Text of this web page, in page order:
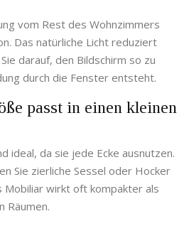
vom Rest des Wohnzimmers
Das natürliche Licht reduziert
darauf, den Bildschirm so zu
durch die Fenster entsteht.
passt in einen kleinen
ideal, da sie jede Ecke ausnutzen.
Sie zierliche Sessel oder Hocker
Mobiliar wirkt oft kompakter als
Räumen.